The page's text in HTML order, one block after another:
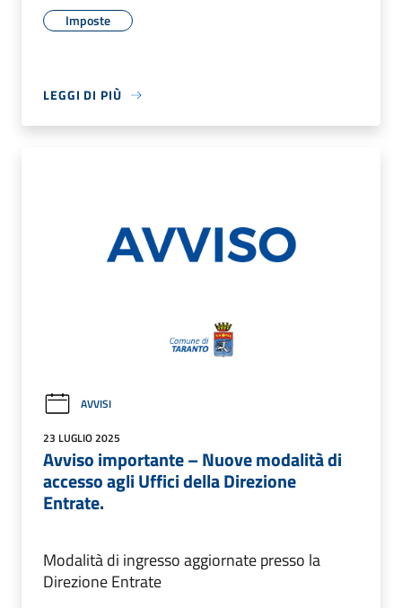
Imposte
LEGGI DI PIÙ
AVVISI
23 LUGLIO 2025
Avviso importante – Nuove modalità di
accesso agli Uffici della Direzione
Entrate.
Modalità di ingresso aggiornate presso la
Direzione Entrate